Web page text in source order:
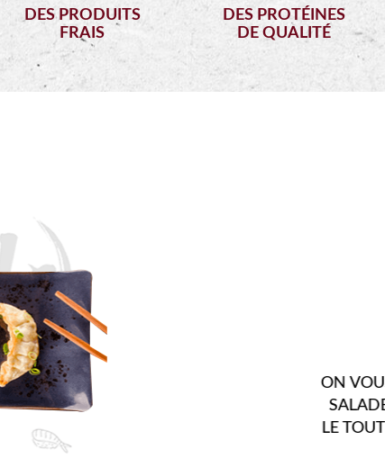
DES PRODUITS
FRAIS
DES PROTÉINES
DE QUALITÉ
ENTRÉES
ON VOUS PROPOSE DE LA SOUPE, DES
SALADES, HORS-D’ŒUVRE CHAUD...
LE TOUT PRÉPARÉ AVEC SAVOIR-FAIRE.